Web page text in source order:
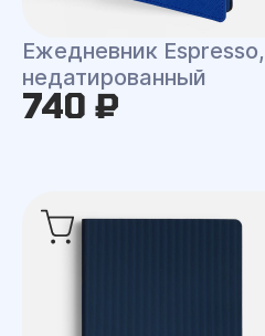
Ежедневник Espresso,
недатированный
740 ₽